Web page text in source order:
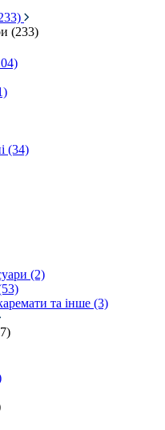
(233)
(34)
(2)
та інше (3)